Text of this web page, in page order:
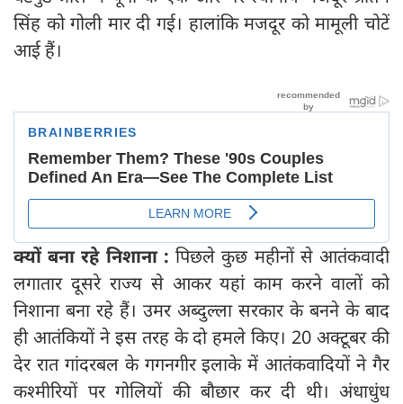
सिंह को गोली मार दी गई। हालांकि मजदूर को मामूली चोटें
आई हैं।
क्यों बना रहे निशाना :पिछले कुछ महीनों से आतंकवादी
लगातार दूसरे राज्य से आकर यहां काम करने वालों को
निशाना बना रहे हैं। उमर अब्दुल्ला सरकार के बनने के बाद
ही आतंकियों ने इस तरह के दो हमले किए। 20 अक्टूबर की
देर रात गांदरबल के गगनगीर इलाके में आतंकवादियों ने गैर
कश्मीरियों पर गोलियों की बौछार कर दी थी। अंधाधुंध